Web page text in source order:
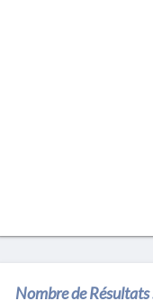
Nombre de Résultats